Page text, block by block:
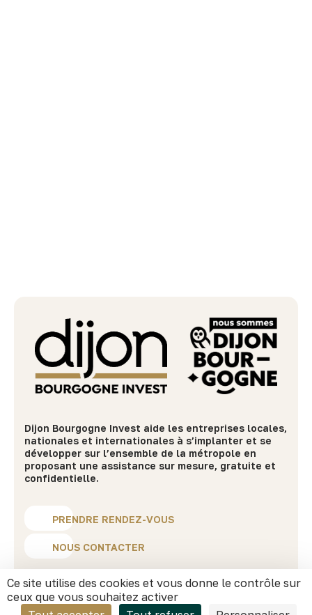
Ce site utilise des cookies et vous donne le contrôle sur
ceux que vous souhaitez activer
Dijon Bourgogne Invest aide les entreprises locales,
nationales et internationales à s’implanter et se
développer sur l’ensemble de la métropole en
proposant une assistance sur mesure, gratuite et
confidentielle.
PRENDRE RENDEZ-VOUS
NOUS CONTACTER
MENU